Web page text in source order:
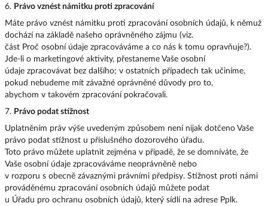
6. Právo vznést námitku proti zpracování
Máte právo vznést námitku proti zpracování osobních údajů, k němuž
dochází na základě našeho oprávněného zájmu (viz.
část Proč osobní údaje zpracováváme a co nás k tomu opravňuje?).
Jde-li o marketingové aktivity, přestaneme Vaše osobní
údaje zpracovávat bez dalšího; v ostatních případech tak učiníme,
pokud nebudeme mít závažné oprávněné důvody pro to,
abychom v takovém zpracování pokračovali.
7. Právo podat stížnost
Uplatněním práv výše uvedeným způsobem není nijak dotčeno Vaše
právo podat stížnost u příslušného dozorového úřadu.
Toto právo můžete uplatnit zejména v případě, že se domníváte, že
Vaše osobní údaje zpracováváme neoprávněně nebo
v rozporu s obecně závaznými právními předpisy. Stížnost proti námi
prováděnému zpracování osobních údajů můžete podat
u Úřadu pro ochranu osobních údajů, který sídlí na adrese Pplk.